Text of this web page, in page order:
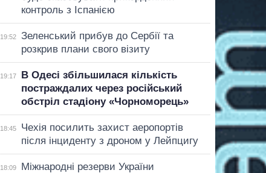
контроль з Іспанією
19:52
Зеленський прибув до Сербії та
розкрив плани свого візиту
19:17
В Одесі збільшилася кількість
постраждалих через російський
обстріл стадіону «Чорноморець»
18:45
Чехія посилить захист аеропортів
після інциденту з дроном у Лейпцигу
18:09
Міжнародні резерви України